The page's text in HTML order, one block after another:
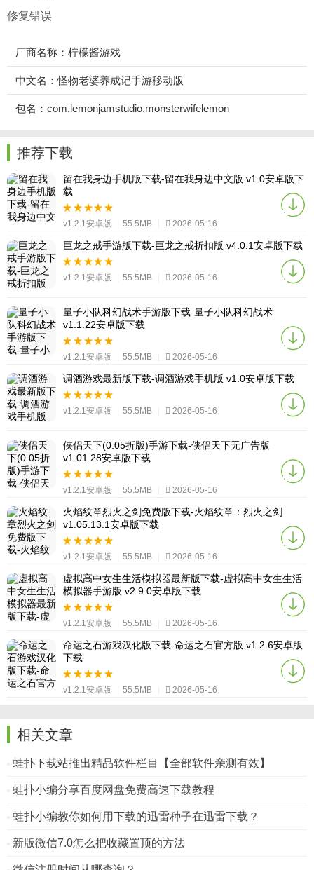
修复错误
厂商名称：柠檬酱游戏
中文名：怪物老婆养成记手游移动版
包名：com.lemonjamstudio.monsterwifelemon
推荐下载
留在我身边手机版下载-留在我身边中文版 v1.0安卓版下
载
v1.2.1安卓版 55.5MB 2026-05-16
巨龙之戒手游版下载-巨龙之戒折扣版 v4.0.1安卓版下载
v1.2.1安卓版 55.5MB 2026-05-16
量子小队科幻战术手游版下载-量子小队科幻战术
v1.1.22安卓版下载
v1.2.1安卓版 55.5MB 2026-05-16
调酒游戏最新版下载-调酒游戏手机版 v1.0安卓版下载
v1.2.1安卓版 55.5MB 2026-05-16
侠侣天下(0.05折版)手游下载-侠侣天下无广告版
v1.01.28安卓版下载
v1.2.1安卓版 55.5MB 2026-05-16
火焰纹章烈火之剑免费版下载-火焰纹章：烈火之剑
v1.05.13.1安卓版下载
v1.2.1安卓版 55.5MB 2026-05-16
虚拟高中女生生活模拟器最新版下载-虚拟高中女生生活
模拟器手游版 v2.9.0安卓版下载
v1.2.1安卓版 55.5MB 2026-05-16
命运之石游戏汉化版下载-命运之石官方版 v1.2.6安卓版
下载
v1.2.1安卓版 55.5MB 2026-05-16
相关文章
蛙扑下载站推出精品软件栏目【全部软件亲测有效】
蛙扑小编分享百度网盘免费高速下载教程
蛙扑小编教你如何用下载的迅雷种子在迅雷下载？
新版微信7.0怎么把收藏置顶的方法